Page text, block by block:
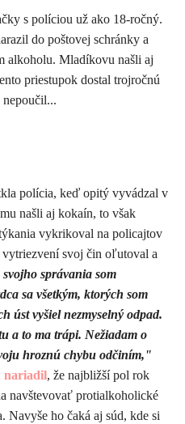
s políciou už ako 18-ročný.
do poštovej schránky a
alkoholu. Mladíkovu našli aj
priestupok dostal trojročnú
polícia, keď opitý vyvádzal v
našli aj kokaín, to však
vykrikoval na policajtov
vytriezvení svoj čin oľutoval a
správania som
sa všetkým, ktorých som
úst vyšiel nezmyselný odpad.
a to ma trápi. Nežiadam o
hroznú chybu odčiním,"
nariadil, že najbližší pol rok
navštevovať protialkoholické
Navyše ho čaká aj súd, kde si